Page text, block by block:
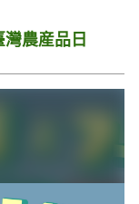
農産品日